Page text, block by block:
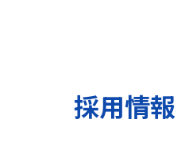
採用情報